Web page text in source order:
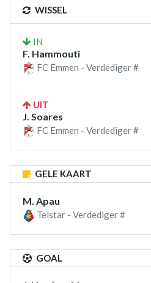
WISSEL
IN
F. Hammouti
FC Emmen - Verdediger #
UIT
J. Soares
FC Emmen - Verdediger #
GELE KAART
M. Apau
Telstar - Verdediger #
GOAL